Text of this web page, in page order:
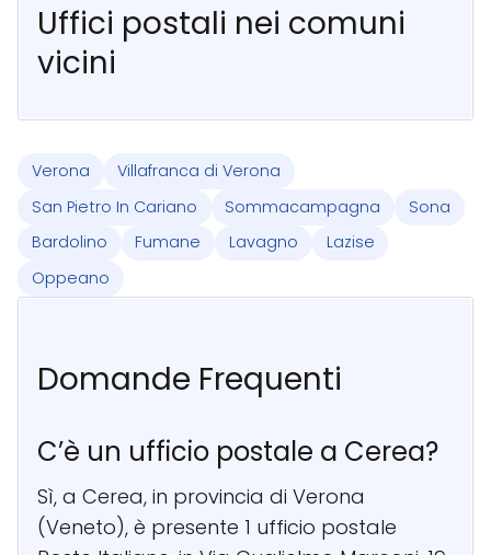
Uffici postali nei comuni
vicini
Verona
Villafranca di Verona
San Pietro In Cariano
Sommacampagna
Sona
Bardolino
Fumane Lavagno
Lazise
Oppeano
Domande Frequenti
C’è un ufficio postale a Cerea?
Sì, a Cerea, in provincia di Verona
(Veneto), è presente 1 ufficio postale